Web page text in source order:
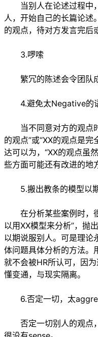
当别人在论述过程中
人，开始自己的长篇论述
的观点，待对方发言完后
3.啰嗦
繁冗的陈述会令团队成
4.避免太Negative的
当不同意对方的观点时
的观点”或“XX的观点是
达可以为，“XX的观点虽
些方面可能还有改进的地
5.搬出教条的模型以
在分析某些案例时，很
以用XX模型来分析”，抛
以期说服别人。可是理论
体问题具体分析的方法。
就不会被HR所认可，因
懂变通，与现实隔离。
6.否定一切，太
否定一切别人的观点